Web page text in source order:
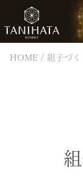
HOME 組子づ